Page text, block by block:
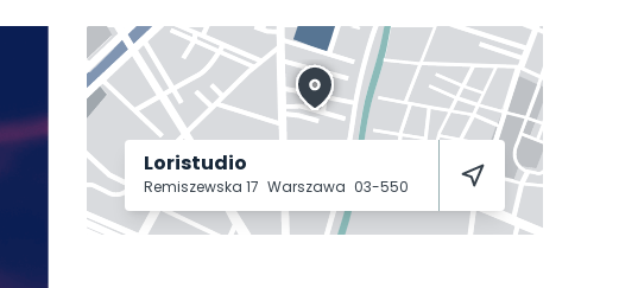
Loristudio
Remiszewska 17 Warszawa 03-550